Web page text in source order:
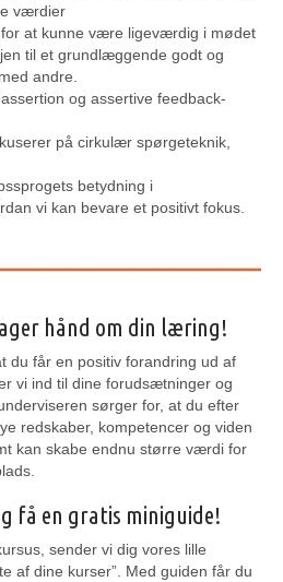
værdier
at kunne være ligeværdig i mødet
til et grundlæggende godt og
andre.
assertion og assertive feedback-
på cirkulær spørgeteknik,
betydning i
vi kan bevare et positivt fokus.
hånd om din læring!
du får en positiv forandring ud af
vi ind til dine forudsætninger og
sørger for, at du efter
redskaber, kompetencer og viden
kan skabe endnu større værdi for
få en gratis miniguide!
sender vi dig vores lille
af dine kurser”. Med guiden får du